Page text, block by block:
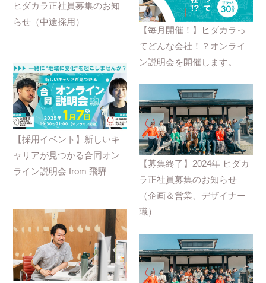
ヒダカラ正社員募集のお知
らせ（中途採用）
【毎月開催！】ヒダカラっ
てどんな会社！？オンライ
ン説明会を開催します。
【採用イベント】新しいキ
ャリアが見つかる合同オン
ライン説明会 from 飛騨
【募集終了】2024年 ヒダカ
ラ正社員募集のお知らせ
（企画＆営業、デザイナー
職）